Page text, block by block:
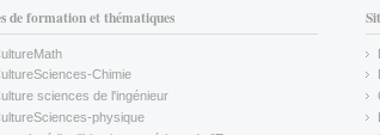
de formation et thématiques
is external)Chimie
is external)
sciences de l'ingénieur
physique